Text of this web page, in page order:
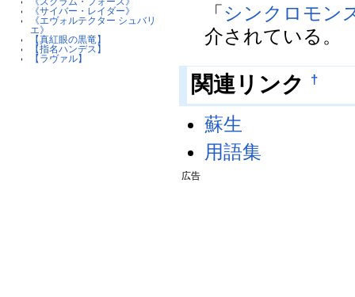
《サイバー・レイダー》
《エヴォルテクター シュバリ
エ》
【真紅眼の黒竜】
【指名ハンデス】
【ラヴァル】
「 シンクロモン
介されている。
関連リンク †
蘇生
用語集
広告